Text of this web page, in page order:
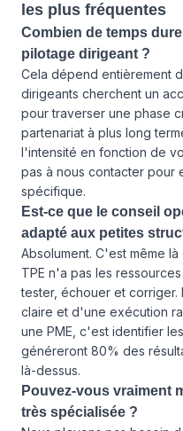
les plus fréquentes
Combien de temps
pilotage dirigeant ?
Cela dépend entièrement
dirigeants cherchent un
pour traverser une phase
partenariat à plus long
l'intensité en fonction de
pas à nous contacter pour
spécifique.
Est-ce que le conseil
adapté aux petites
Absolument. C'est même
TPE n'a pas les
tester, échouer et
claire et d'une exécution
une PME, c'est identifier
généreront 80% des
là-dessus.
Pouvez-vous vraiment
très spécialisée ?